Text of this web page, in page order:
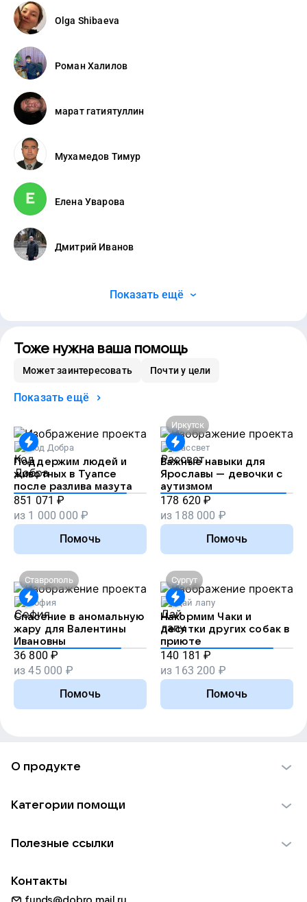
Olga Shibaeva
Роман Халилов
марат гатиятуллин
Мухамедов Тимур
Елена Уварова
Дмитрий Иванов
Показать ещё
Тоже нужна ваша помощь
Может заинтересовать Почти у цели
Показать ещё
Код Добра
Поддержим людей и
животных в Туапсе
после разлива мазута
851 071 ₽
из 1 000 000 ₽
Помочь
Иркутск
Рассвет
Важные навыки для
Ярославы — девочки с
аутизмом
178 620 ₽
из 188 000 ₽
Помочь
Ставрополь
София
Спасение в аномальную
жару для Валентины
Ивановны
36 800 ₽
из45 000 ₽
Помочь
Сургут
Дай лапу
Накормим Чаки и
десятки других собак в
приюте
140 181 ₽
из 163 200 ₽
Помочь
О продукте
Использование материалов
Для НКО
Категории помощи
Пожилым
Животным
Полезные ссылки
Контакты